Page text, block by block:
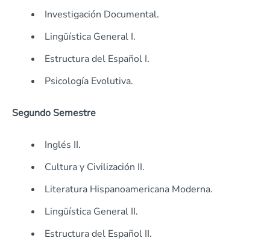
Investigación Documental.
Lingüística General I.
Estructura del Español I.
Psicología Evolutiva.
Segundo Semestre
Inglés II.
Cultura y Civilización II.
Literatura Hispanoamericana Moderna.
Lingüística General II.
Estructura del Español II.